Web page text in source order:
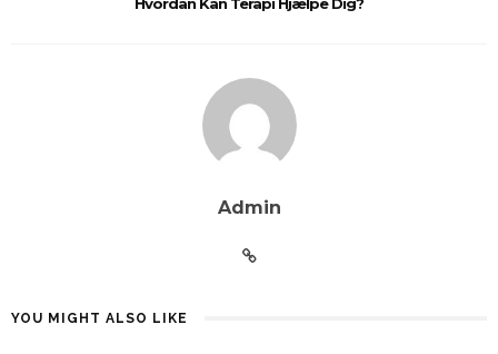
Hvordan Kan Terapi Hjælpe Dig?
Admin
YOU MIGHT ALSO LIKE